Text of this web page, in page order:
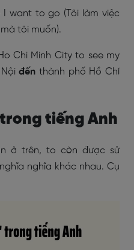
want to go (Tôi làm việc
tôi muốn).
Chi Minh City to see my
Nộiđếnthành phố Hồ Chí
tiếng Anh
ở trên, to còn được sử
nghĩa khác nhau. Cụ